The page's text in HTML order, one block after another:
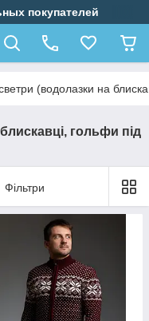
покупателей
светри (водолазки на
гольфи під
Фільтри